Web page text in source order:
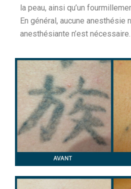
la peau, ainsi qu’un
En général, aucune anesthésie
anesthésiante n’est nécessaire.